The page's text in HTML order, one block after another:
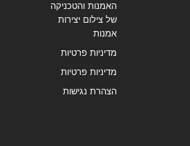
האמנות והטכניקה
של צילום יצירות
אמנות
מדיניות פרטיות
מדיניות פרטיות
הצהרת נגישות